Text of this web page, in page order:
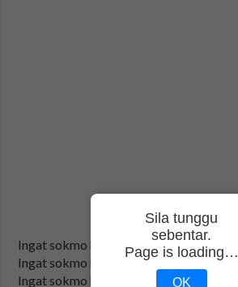
Ingat sokmo hok mak pese
Ingat sokmo hok mak duduk pese
Ingat sokmo hok mak pese
Sila tunggu
sebentar.
Page is loading…
OK